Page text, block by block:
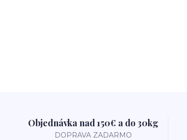
Objednávka nad 150€ a do 30kg
DOPRAVA ZADARMO